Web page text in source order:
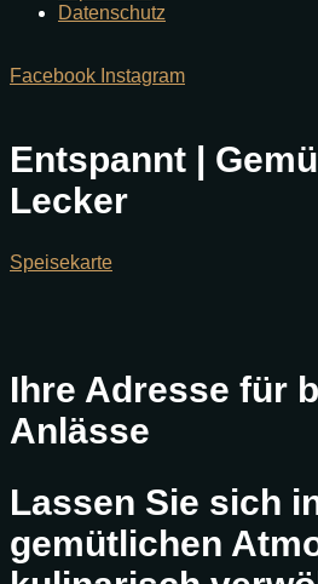
Datenschutz
Facebook Instagram
Entspannt |
Lecker
Speisekarte
Ihre Adresse für
Anlässe
Lassen Sie sich
gemütlichen